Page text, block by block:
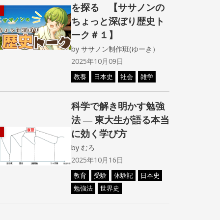
を探る 【ササノンの
ちょっと深ぼり歴史ト
ーク＃１】
by ササノン制作班(ゆーき）
2025年10月09日
教養 日本史 社会 雑学
科学で解き明かす勉強
法 ― 東大生が語る本当
に効く学び方
by むろ
2025年10月16日
教育 受験 体験記
日本史
勉強法
世界史